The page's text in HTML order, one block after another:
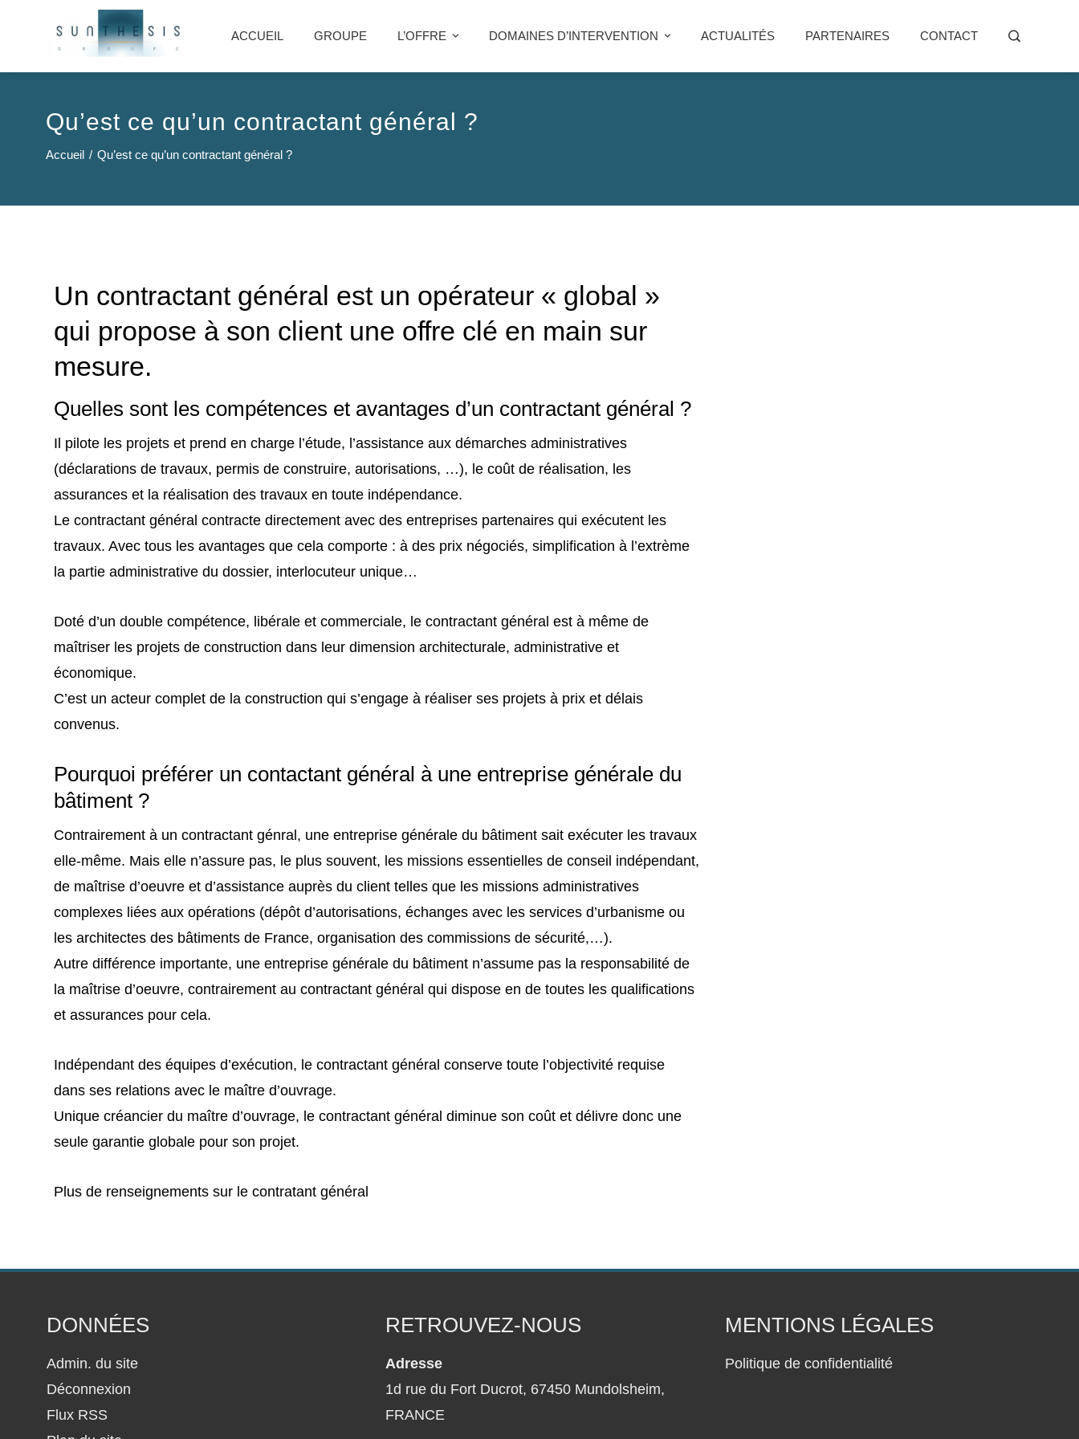
ACCUEIL GROUPE L’OFFRE DOMAINES D’INTERVENTION ACTUALITÉS PARTENAIRES CONTACT
Qu’est ce qu’un contractant général ?
Accueil Qu’est ce qu’un contractant général ?
Un contractant général est un opérateur « global »
qui propose à son client une offre clé en main sur
mesure.
Quelles sont les compétences et avantages d’un contractant général ?
Il pilote les projets et prend en charge l’étude, l’assistance aux démarches administratives
(déclarations de travaux, permis de construire, autorisations, …), le coût de réalisation, les
assurances et la réalisation des travaux en toute indépendance.
Le contractant général contracte directement avec des entreprises partenaires qui exécutent les
travaux. Avec tous les avantages que cela comporte : à des prix négociés, simplification à l’extrème
la partie administrative du dossier, interlocuteur unique…
Doté d’un double compétence, libérale et commerciale, le contractant général est à même de
maîtriser les projets de construction dans leur dimension architecturale, administrative et
économique.
C’est un acteur complet de la construction qui s’engage à réaliser ses projets à prix et délais
convenus.
Pourquoi préférer un contactant général à une entreprise générale du
bâtiment ?
Contrairement à un contractant génral, une entreprise générale du bâtiment sait exécuter les travaux
elle-même. Mais elle n’assure pas, le plus souvent, les missions essentielles de conseil indépendant,
de maîtrise d’oeuvre et d’assistance auprès du client telles que les missions administratives
complexes liées aux opérations (dépôt d’autorisations, échanges avec les services d’urbanisme ou
les architectes des bâtiments de France, organisation des commissions de sécurité,…).
Autre différence importante, une entreprise générale du bâtiment n’assume pas la responsabilité de
la maîtrise d’oeuvre, contrairement au contractant général qui dispose en de toutes les qualifications
et assurances pour cela.
Indépendant des équipes d’exécution, le contractant général conserve toute l’objectivité requise
dans ses relations avec le maître d’ouvrage.
Unique créancier du maître d’ouvrage, le contractant général diminue son coût et délivre donc une
seule garantie globale pour son projet.
Plus de renseignements sur le contratant général
DONNÉES
Admin. du site
Déconnexion
Flux RSS
RETROUVEZ-NOUS
Adresse
1d rue du Fort Ducrot, 67450 Mundolsheim,
FRANCE
MENTIONS LÉGALES
Politique de confidentialité